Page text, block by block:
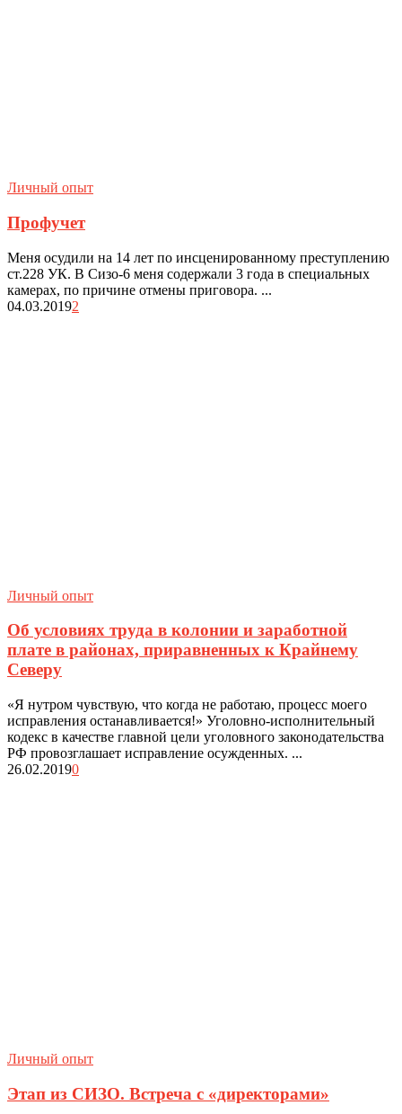
Личный опыт
Профучет
Меня осудили на 14 лет по инсценированному преступлению
ст.228 УК. В Сизо-6 меня содержали 3 года в специальных
камерах, по причине отмены приговора. ...
04.03.20192
Личный опыт
Об условиях труда в колонии и заработной
плате в районах, приравненных к Крайнему
Северу
«Я нутром чувствую, что когда не работаю, процесс моего
исправления останавливается!» Уголовно-исполнительный
кодекс в качестве главной цели уголовного законодательства
РФ провозглашает исправление осужденных. ...
26.02.20190
Личный опыт
Этап из СИЗО. Встреча с «директорами»